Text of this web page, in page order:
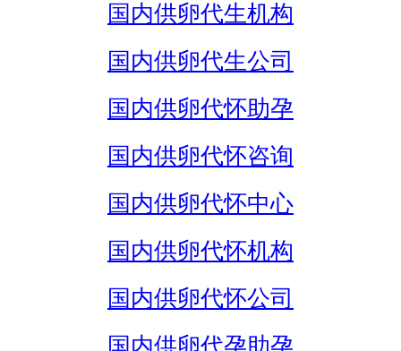
国内供卵代生机构
国内供卵代生公司
国内供卵代怀助孕
国内供卵代怀咨询
国内供卵代怀中心
国内供卵代怀机构
国内供卵代怀公司
国内供卵代孕助孕